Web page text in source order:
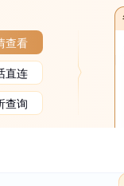
查看
直连
查询